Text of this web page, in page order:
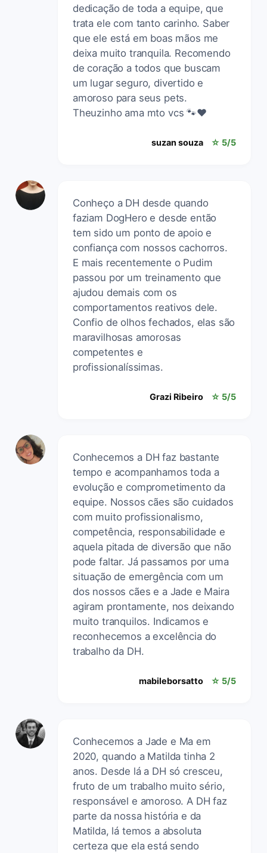
dedicação de toda a equipe, que
trata ele com tanto carinho. Saber
que ele está em boas mãos me
deixa muito tranquila. Recomendo
de coração a todos que buscam
um lugar seguro, divertido e
amoroso para seus pets.
Theuzinho ama mto vcs 🐾♥️
suzan souza ☆ 5/5
Conheço a DH desde quando
faziam DogHero e desde então
tem sido um ponto de apoio e
confiança com nossos cachorros.
E mais recentemente o Pudim
passou por um treinamento que
ajudou demais com os
comportamentos reativos dele.
Confio de olhos fechados, elas são
maravilhosas amorosas
competentes e
profissionalíssimas.
Grazi Ribeiro ☆ 5/5
Conhecemos a DH faz bastante
tempo e acompanhamos toda a
evolução e comprometimento da
equipe. Nossos cães são cuidados
com muito profissionalismo,
competência, responsabilidade e
aquela pitada de diversão que não
pode faltar. Já passamos por uma
situação de emergência com um
dos nossos cães e a Jade e Maira
agiram prontamente, nos deixando
muito tranquilos. Indicamos e
reconhecemos a excelência do
trabalho da DH.
mabileborsatto ☆ 5/5
Conhecemos a Jade e Ma em
2020, quando a Matilda tinha 2
anos. Desde lá a DH só cresceu,
fruto de um trabalho muito sério,
responsável e amoroso. A DH faz
parte da nossa história e da
Matilda, lá temos a absoluta
certeza que ela está sendo